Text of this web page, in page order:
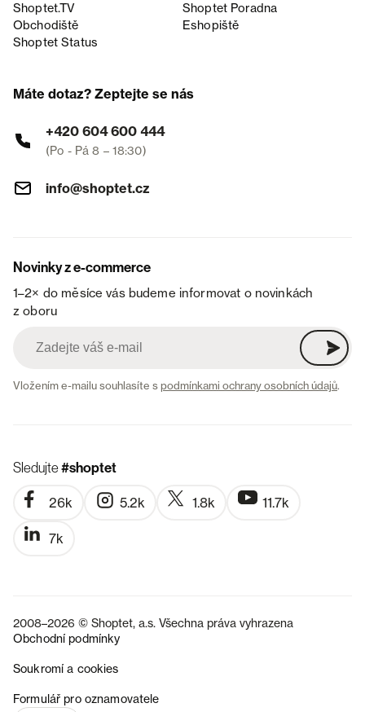
Shoptet.TV
Shoptet Poradna
Obchodiště
Eshopiště
Shoptet Status
Máte dotaz? Zeptejte se nás
+420 604 600 444
(Po - Pá 8 – 18:30)
info@shoptet.cz
Novinky z e-commerce
1–2× do měsíce vás budeme informovat o novinkách
z oboru
Vložením e-mailu souhlasíte spodmínkami ochrany osobních údajů.
Sledujte#shoptet
26k 5.2k 1.8k 11.7k
7k
2008–2026 © Shoptet, a.s. Všechna práva vyhrazena
Obchodní podmínky
Soukromí a cookies
Formulář pro oznamovatele